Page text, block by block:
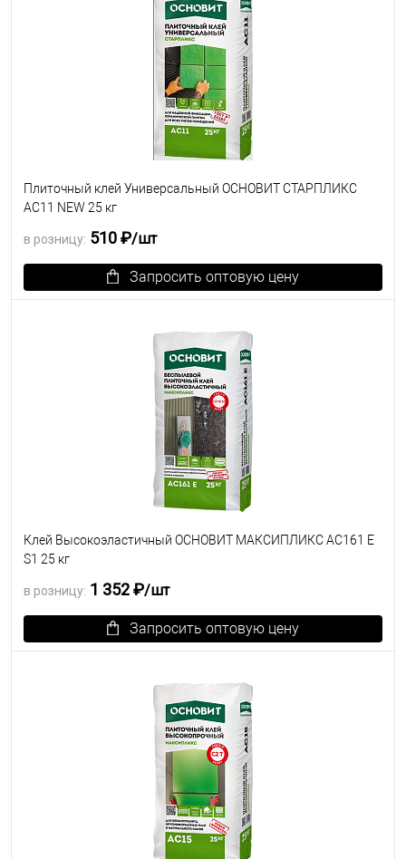
Плиточный клей Универсальный ОСНОВИТ СТАРПЛИКС
AC11 NEW 25 кг
в розницу: 510 ₽/шт
Запросить оптовую цену
Клей Высокоэластичный ОСНОВИТ МАКСИПЛИКС AC161 E
S1 25 кг
в розницу: 1 352 ₽/шт
Запросить оптовую цену